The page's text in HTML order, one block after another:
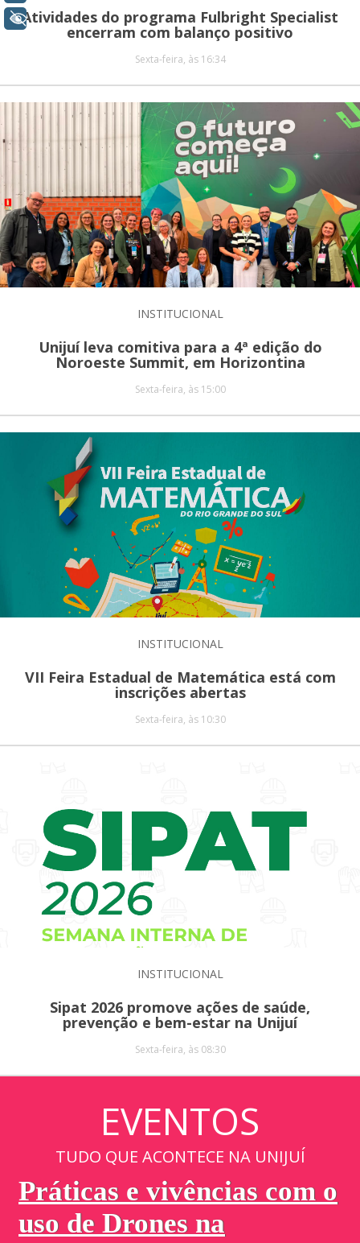
Atividades do programa Fulbright Specialist
encerram com balanço positivo
Sexta-feira, às 16:34
INSTITUCIONAL
Unijuí leva comitiva para a 4ª edição do
Noroeste Summit, em Horizontina
Sexta-feira, às 15:00
INSTITUCIONAL
VII Feira Estadual de Matemática está com
inscrições abertas
Sexta-feira, às 10:30
INSTITUCIONAL
Sipat 2026 promove ações de saúde,
prevenção e bem-estar na Unijuí
Sexta-feira, às 08:30
EVENTOS
TUDO QUE ACONTECE NA UNIJUÍ
+ Acessibilidade